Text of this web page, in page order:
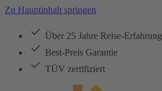
Zu Hauptinhalt springen
Über 25 Jahre Reise-Erfahrung
Best-Preis Garantie
TÜV zertifiziert